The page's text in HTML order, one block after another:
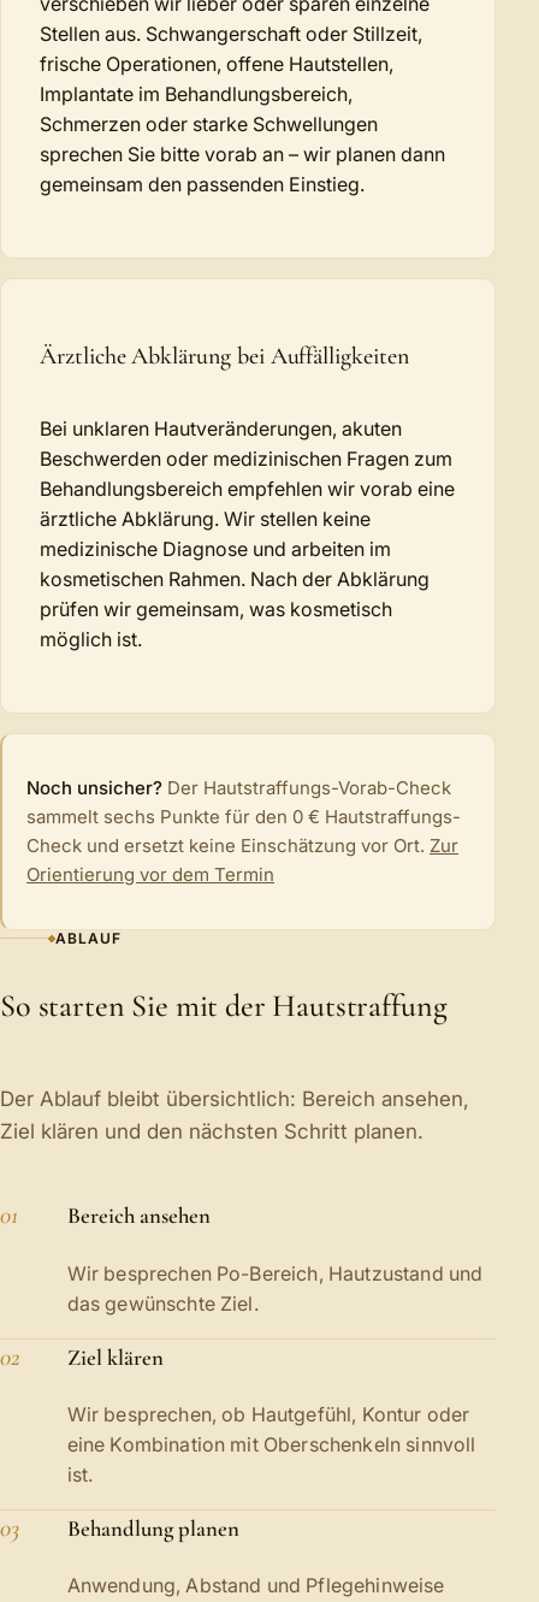
Stellen aus. Schwangerschaft oder Stillzeit,
frische Operationen, offene Hautstellen,
Implantate im Behandlungsbereich,
Schmerzen oder starke Schwellungen
sprechen Sie bitte vorab an – wir planen dann
gemeinsam den passenden Einstieg.
Ärztliche Abklärung bei Auffälligkeiten
Bei unklaren Hautveränderungen, akuten
Beschwerden oder medizinischen Fragen zum
Behandlungsbereich empfehlen wir vorab eine
ärztliche Abklärung. Wir stellen keine
medizinische Diagnose und arbeiten im
kosmetischen Rahmen. Nach der Abklärung
prüfen wir gemeinsam, was kosmetisch
möglich ist.
Noch unsicher? Der Hautstraffungs-Vorab-Check
sammelt sechs Punkte für den 0 € Hautstraffungs-
Check und ersetzt keine Einschätzung vor Ort. Zur
Orientierung vor dem Termin
ABLAUF
So starten Sie mit der Hautstraffung
Der Ablauf bleibt übersichtlich: Bereich ansehen,
Ziel klären und den nächsten Schritt planen.
01 Bereich ansehen
Wir besprechen Po-Bereich, Hautzustand und
das gewünschte Ziel.
02 Ziel klären
Wir besprechen, ob Hautgefühl, Kontur oder
eine Kombination mit Oberschenkeln sinnvoll
ist.
03 Behandlung planen
Anwendung, Abstand und Pflegehinweise